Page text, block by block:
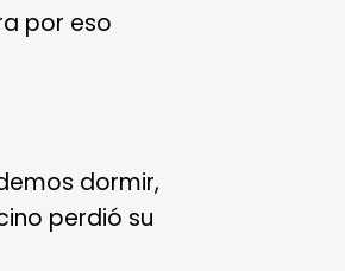
por eso
dormir,
perdió su